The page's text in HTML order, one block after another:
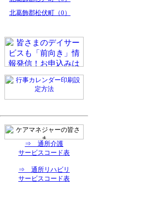
北葛飾郡松伏町（0）
⇒ 通所介護
サービスコード表
⇒ 通所リハビリ
サービスコード表